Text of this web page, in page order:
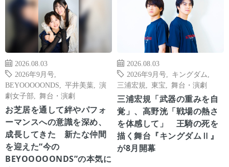
2026.08.03
2026年9月号
BEYOOOOONDS
平井美葉
演
劇女子部
舞台・演劇
お芝居を通して絆やパフォ
ーマンスへの意識を深め、
成長してきた 新たな仲間
を迎えた“今の
BEYOOOOONDS”の本気に
2026.08.03
2026年9月号
キングダム
三浦宏規
東宝 舞台・演劇
三浦宏規「武器の重みを自
覚」、高野洸「戦場の熱さ
を体感して」 王騎の死を
描く舞台『キングダムⅡ』
が8月開幕